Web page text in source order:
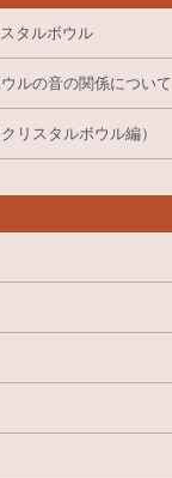
タルボウル
ルの音の関係について
リスタルボウル編）